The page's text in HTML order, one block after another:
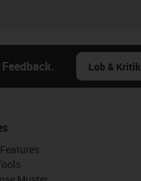
Lob & Kritik